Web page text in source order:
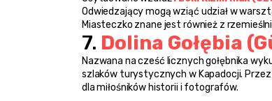
Odwiedzający mogą wziąć udział w
Miasteczko znane jest również z
7. Dolina Gołębia
Nazwana na cześć licznych gołębnika
szlaków turystycznych w Kapadocji.
dla miłośników historii i fotografów.